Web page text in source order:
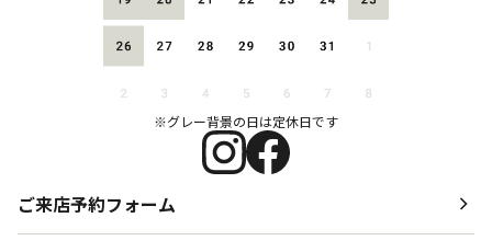
※グレー背景の日は定休日です
ご来店予約フォーム